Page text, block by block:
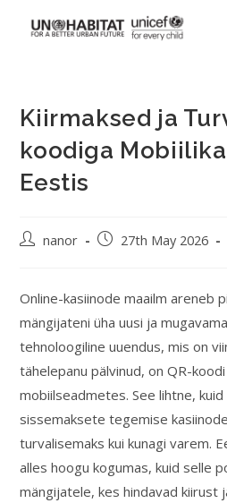
Kiirmaksed ja
koodiga
Eestis
nanor 27th May 2026
Online-kasiinode maailm areneb
mängijateni üha uusi ja
tehnoloogiline uuendus, mis on
tähelepanu pälvinud, on QR-
mobiilseadmetes. See lihtne,
sissemaksete tegemise
turvalisemaks kui kunagi varem.
alles hoogu kogumas, kuid selle
mängijatele, kes hindavad kiirust